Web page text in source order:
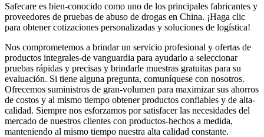
Safecare es bien-conocido como uno de los principales fabricantes y
proveedores de pruebas de abuso de drogas en China. ¡Haga clic
para obtener cotizaciones personalizadas y soluciones de logística!
Nos comprometemos a brindar un servicio profesional y ofertas de
productos integrales-de vanguardia para ayudarlo a seleccionar
pruebas rápidas y precisas y brindarle muestras gratuitas para su
evaluación. Si tiene alguna pregunta, comuníquese con nosotros.
Ofrecemos suministros de gran-volumen para maximizar sus ahorros
de costos y al mismo tiempo obtener productos confiables y de alta-
calidad. Siempre nos esforzamos por satisfacer las necesidades del
mercado de nuestros clientes con productos-hechos a medida,
manteniendo al mismo tiempo nuestra alta calidad constante.